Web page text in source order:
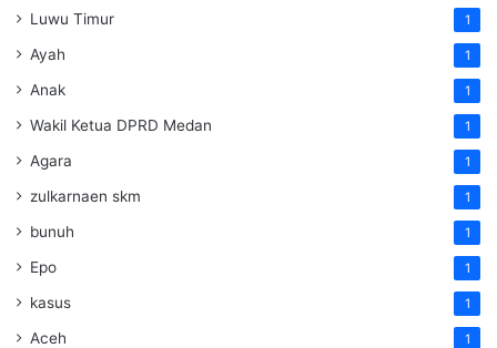
Luwu Timur 1
Ayah 1
Anak 1
Wakil Ketua DPRD Medan 1
Agara 1
zulkarnaen skm 1
bunuh 1
Epo 1
kasus 1
Aceh 1